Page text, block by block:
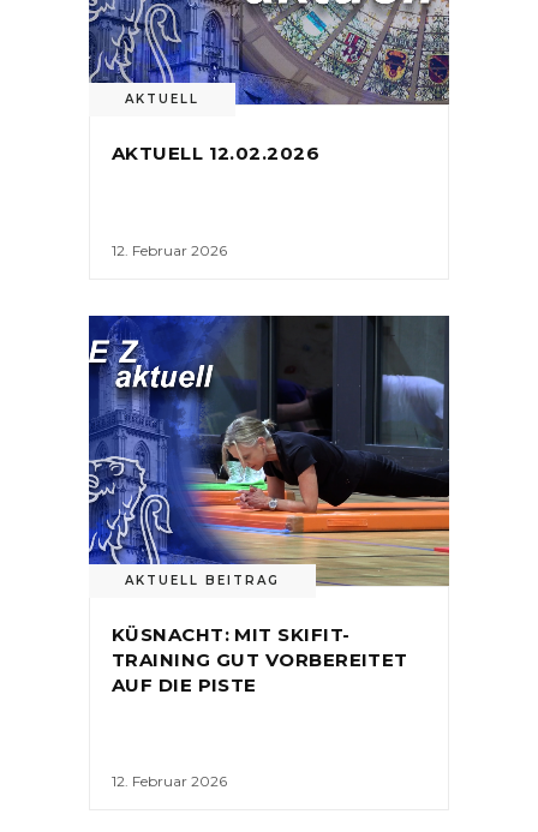
AKTUELL
AKTUELL 12.02.2026
12. Februar 2026
AKTUELL BEITRAG
KÜSNACHT: MIT SKIFIT-
TRAINING GUT VORBEREITET
AUF DIE PISTE
12. Februar 2026